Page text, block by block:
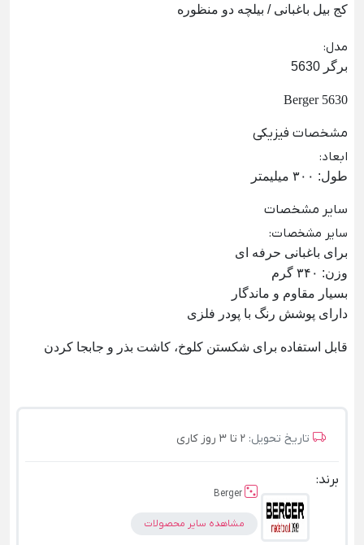
کج بیل باغبانی / بیلچه دو منظوره
مدل:
برگر 5630
Berger 5630
مشخصات فیزیکی
ابعاد:
طول: ۳۰۰ میلیمتر
سایر مشخصات
سایر مشخصات:
برای باغبانی حرفه ای
وزن: ۳۴۰ گرم
بسیار مقاوم و ماندگار
دارای پوشش رنگ با پودر فلزی
قابل استفاده برای شکستن کلوخ، کاشت بذر و جابجا کردن
تاریخ تحویل: 2 تا 3 روز کاری
برند:
Berger
مشاهده سایر محصولات